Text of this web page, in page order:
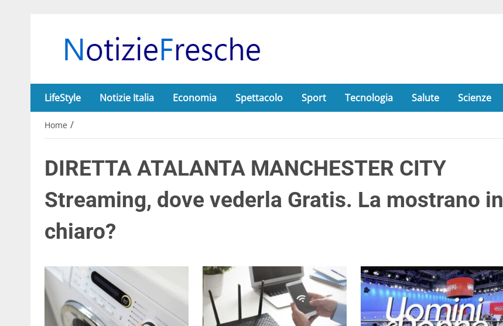
LifeStyle Notizie Italia Economia Spettacolo Sport Tecnologia Salute Scienze
Home /
DIRETTA ATALANTA MANCHESTER CITY
Streaming, dove vederla Gratis. La mostrano in
chiaro?